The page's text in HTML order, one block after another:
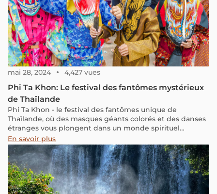
mai 28, 2024 4,427 vues
Phi Ta Khon: Le festival des fantômes mystérieux
de Thaïlande
Phi Ta Khon - le festival des fantômes unique de
Thaïlande, où des masques géants colorés et des danses
étranges vous plongent dans un monde spirituel
mystique. En vous immergeant dans l'atmosphère
vibrante du festival, vous aurez l'occasion de découvrir
des aspects culturels uniques et de vivre des moments
inoubliables.
En savoir plus